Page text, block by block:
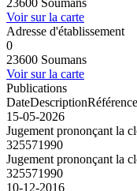
Voir sur la carte
Adresse d'établissement
0
23600 Soumans
Voir sur la carte
Publications
DateDescriptionRéférence
15-05-2026
Jugement prononçant la
325571990
Jugement prononçant la
325571990
10-12-2016